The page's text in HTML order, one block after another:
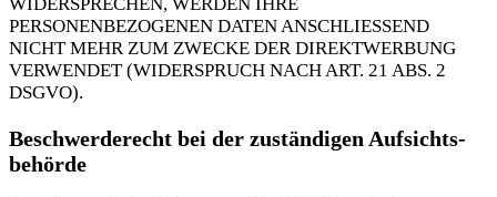
PERSONENBEZOGENEN DATEN ANSCHLIESSEND
NICHT MEHR ZUM ZWECKE DER DIREKTWERBUNG
VERWENDET (WIDERSPRUCH NACH ART. 21 ABS. 2
DSGVO).
Beschwerde­recht bei der zuständigen Aufsichts­
behörde